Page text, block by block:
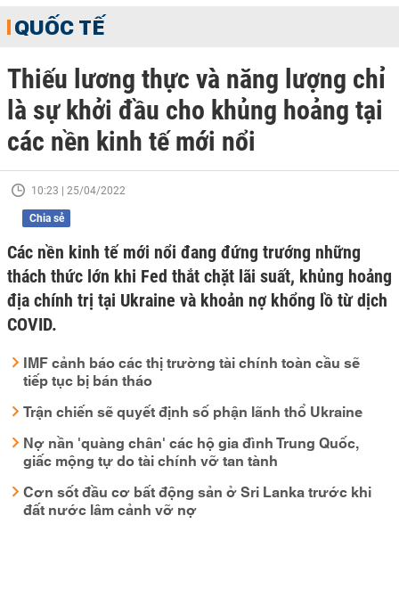
QUỐC TẾ
Thiếu lương thực và năng lượng chỉ
là sự khởi đầu cho khủng hoảng tại
các nền kinh tế mới nổi
10:23 | 25/04/2022
Chia sẻ
Các nền kinh tế mới nổi đang đứng trướng những
thách thức lớn khi Fed thắt chặt lãi suất, khủng hoảng
địa chính trị tại Ukraine và khoản nợ khổng lồ từ dịch
COVID.
IMF cảnh báo các thị trường tài chính toàn cầu sẽ
tiếp tục bị bán tháo
Trận chiến sẽ quyết định số phận lãnh thổ Ukraine
Nợ nần 'quàng chân' các hộ gia đình Trung Quốc,
giấc mộng tự do tài chính vỡ tan tành
Cơn sốt đầu cơ bất động sản ở Sri Lanka trước khi
đất nước lâm cảnh vỡ nợ